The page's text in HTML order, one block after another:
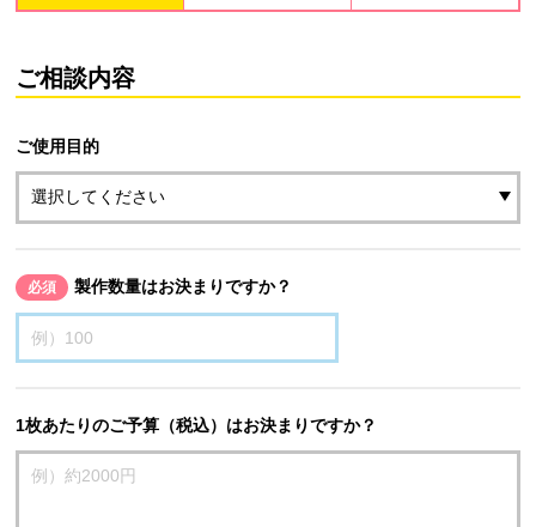
ご相談内容
ご使用目的
必須 製作数量はお決まりですか？
1枚あたりのご予算（税込）はお決まりですか？